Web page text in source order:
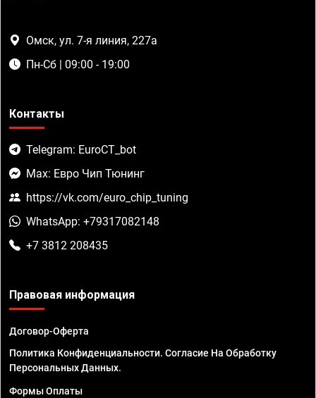
Омск, ул. 7-я линия, 227а
Пн-Сб | 09:00 - 19:00
Контакты
Telegram: EuroCT_bot
Max: Евро Чип Тюнинг
https://vk.com/euro_chip_tuning
WhatsApp: +79317082148
+7 3812 208435
Правовая информация
Договор-Оферта
Политика Конфиденциальности. Согласие На Обработку
Персональных Данных.
Формы Оплаты